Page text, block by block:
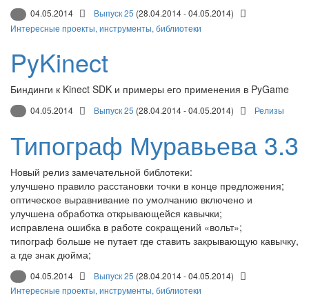
04.05.2014 Выпуск 25 (28.04.2014 - 04.05.2014)
Интересные проекты, инструменты, библиотеки
PyKinect
Биндинги к Kinect SDK и примеры его применения в PyGame
04.05.2014 Выпуск 25 (28.04.2014 - 04.05.2014) Релизы
Типограф Муравьева 3.3
Новый релиз замечательной библотеки:
улучшено правило расстановки точки в конце предложения;
оптическое выравнивание по умолчанию включено и
улучшена обработка открывающейся кавычки;
исправлена ошибка в работе сокращений «вольт»;
типограф больше не путает где ставить закрывающую кавычку,
а где знак дюйма;
04.05.2014 Выпуск 25 (28.04.2014 - 04.05.2014)
Интересные проекты, инструменты, библиотеки